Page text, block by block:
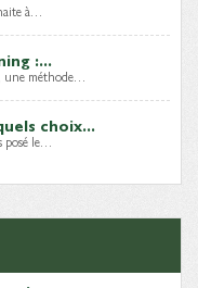
à…
:...
une méthode…
choix...
posé le…